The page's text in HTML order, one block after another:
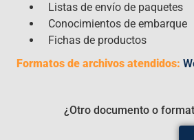
Listas de envío de paquetes
Conocimientos de embarque
Fichas de productos
Formatos de archivos atendidos:
¿Otro documento o